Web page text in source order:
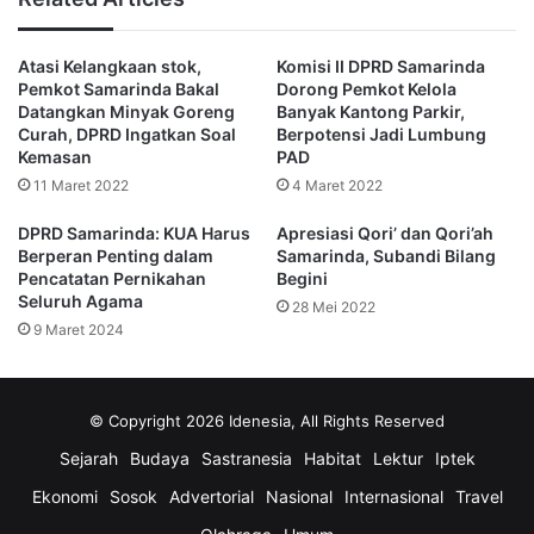
tegasnya.(Er Riyadi)
advertorial Afif Rayhan Harun
air bersih banjir DPRD Samarinda
idenesia.co Komisi I Pariwara
reses Samarinda sungai pinang
Atasi Kelangkaan stok,
Pemkot Samarinda Bakal
Datangkan Minyak Goreng
Curah, DPRD Ingatkan Soal
Kemasan
11 Maret 2022
Komisi II DPRD Samarinda
Dorong Pemkot Kelola
Banyak Kantong Parkir,
Berpotensi Jadi Lumbung
PAD
4 Maret 2022
DPRD Samarinda: KUA Harus
Berperan Penting dalam
Pencatatan Pernikahan
Seluruh Agama
9 Maret 2024
Apresiasi Qori’ dan Qori’ah
Samarinda, Subandi Bilang
Begini
28 Mei 2022
© Copyright 2026 Idenesia, All Rights Reserved
Sejarah Budaya Sastranesia Habitat Lektur
Iptek
Ekonomi
Sosok Advertorial Nasional Internasional
Travel